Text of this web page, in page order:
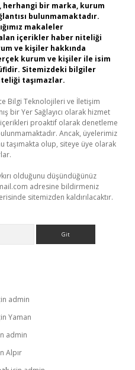
bir marka, kurum
bulunmamaktadır.
makaleler
içerikler haber niteliği
ve kişiler hakkında
kurum ve kişiler ile isim
Sitemizdeki bilgiler
taşımazlar.
Bilgi Teknolojileri ve İletişim
bir Yer Sağlayıcı olarak hizmet
proaktif olarak denetleme
Ancak, üyelerimiz
taşımakta olup, siteye üye olarak
olduğunu düşündüğünüz
adresine bildirmeniz
sitemizden kaldırılacaktır.
admin
Yaman
admin
Alpır